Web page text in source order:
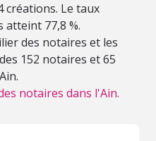
créations. Le taux
atteint 77,8 %.
des notaires et les
152 notaires et 65
notaires dans l'Ain.